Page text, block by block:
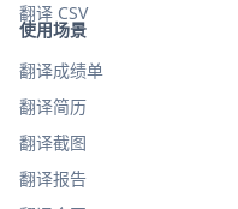
使用场景
翻译成绩单
翻译简历
翻译截图
翻译报告
翻译 CSV